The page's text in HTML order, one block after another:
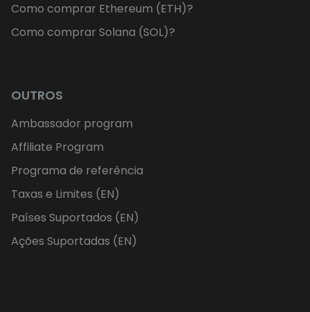
Como comprar Ethereum (ETH)?
Como comprar Solana (SOL)?
OUTROS
Ambassador program
Affiliate Program
Programa de referência
Taxas e Limites (EN)
Países Suportados (EN)
Ações Suportadas (EN)